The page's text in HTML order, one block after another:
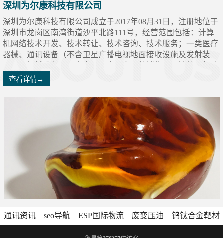
深圳为尔康科技有限公司
深圳为尔康科技有限公司成立于2017年08月31日，注册地位于
深圳市龙岗区南湾街道沙平北路111号，经营范围包括：计算
机网络技术开发、技术转让、技术咨询、技术服务；一类医疗
器械、通讯设备（不含卫星广播电视地面接收设施及发射装
法规、**决定禁止的项目除外，限制的项目须取得许可后方可
经营）^二类、三类医疗器械的销售。本公司专门研发检测
仪、bms1x射线胶片、输液泵分析仪、呼吸机分析仪、无创血
压模拟仪、心电图机测试仪；
查看详情→
通讯资讯 seo导航 ESP国际物流 废变压油 钨钛合金靶材
西安货运专线 电工证报名